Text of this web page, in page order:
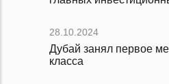
28.10.2024
Дубай занял первое
класса